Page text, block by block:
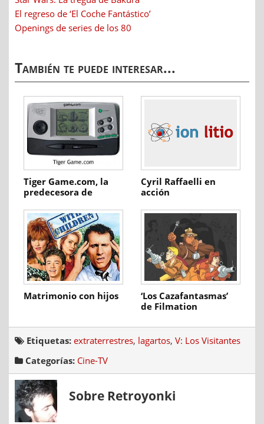
El regreso de ‘El Coche Fantástico’
Openings de series de los 80
También te puede interesar...
Tiger Game.com, la
predecesora de
Cyril Raffaelli en
acción
Matrimonio con hijos
‘Los Cazafantasmas’
de Filmation
Etiquetas: extraterrestres, lagartos, V: Los Visitantes
Categorías: Cine-TV
Sobre Retroyonki